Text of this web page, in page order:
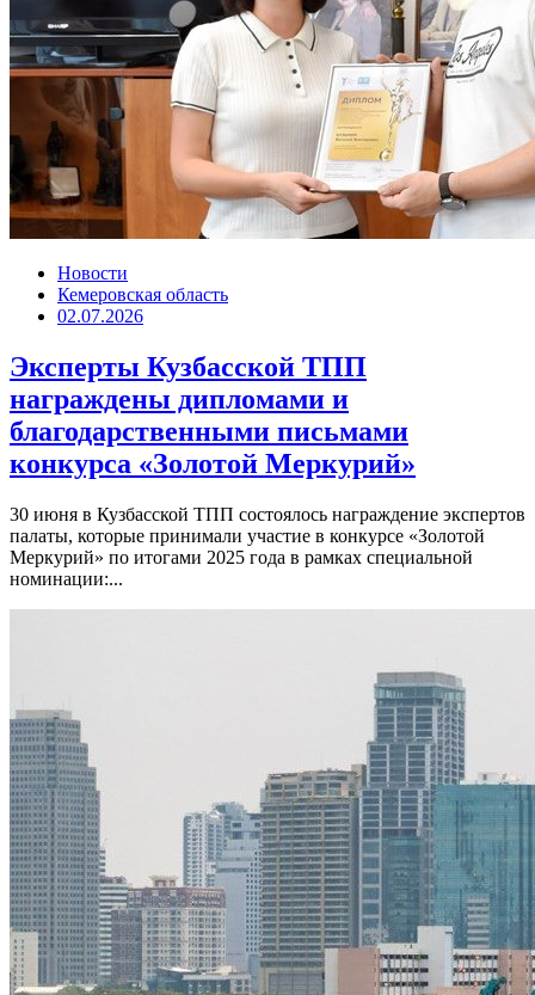
Новости
Кемеровская область
02.07.2026
Эксперты Кузбасской ТПП
награждены дипломами и
благодарственными письмами
конкурса «Золотой Меркурий»
30 июня в Кузбасской ТПП состоялось награждение экспертов
палаты, которые принимали участие в конкурсе «Золотой
Меркурий» по итогами 2025 года в рамках специальной
номинации:...